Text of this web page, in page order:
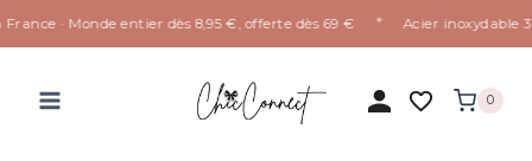
· Monde entier dès 8,95 €, offerte dès 69 € Acier inoxydable
0